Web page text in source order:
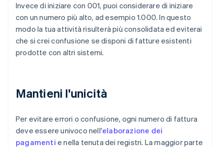
Invece di iniziare con 001, puoi considerare di iniziare
con un numero più alto, ad esempio 1.000. In questo
modo la tua attività risulterà più consolidata ed eviterai
che si crei confusione se disponi di fatture esistenti
prodotte con altri sistemi.
Mantieni l'unicità
Per evitare errori o confusione, ogni numero di fattura
deve essere univoco nell'elaborazione dei
pagamenti e nella tenuta dei registri. La maggior parte